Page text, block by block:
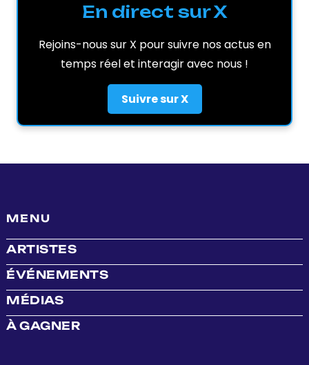
En direct sur X
Rejoins-nous sur X pour suivre nos actus en
temps réel et interagir avec nous !
Suivre sur X
MENU
ARTISTES
ÉVÉNEMENTS
MÉDIAS
À GAGNER